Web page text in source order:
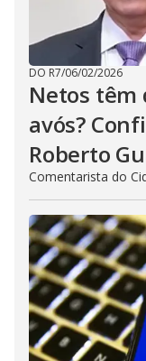
DO R7/06/02/2026
Netos têm
avós?
Roberto
Comentarista do